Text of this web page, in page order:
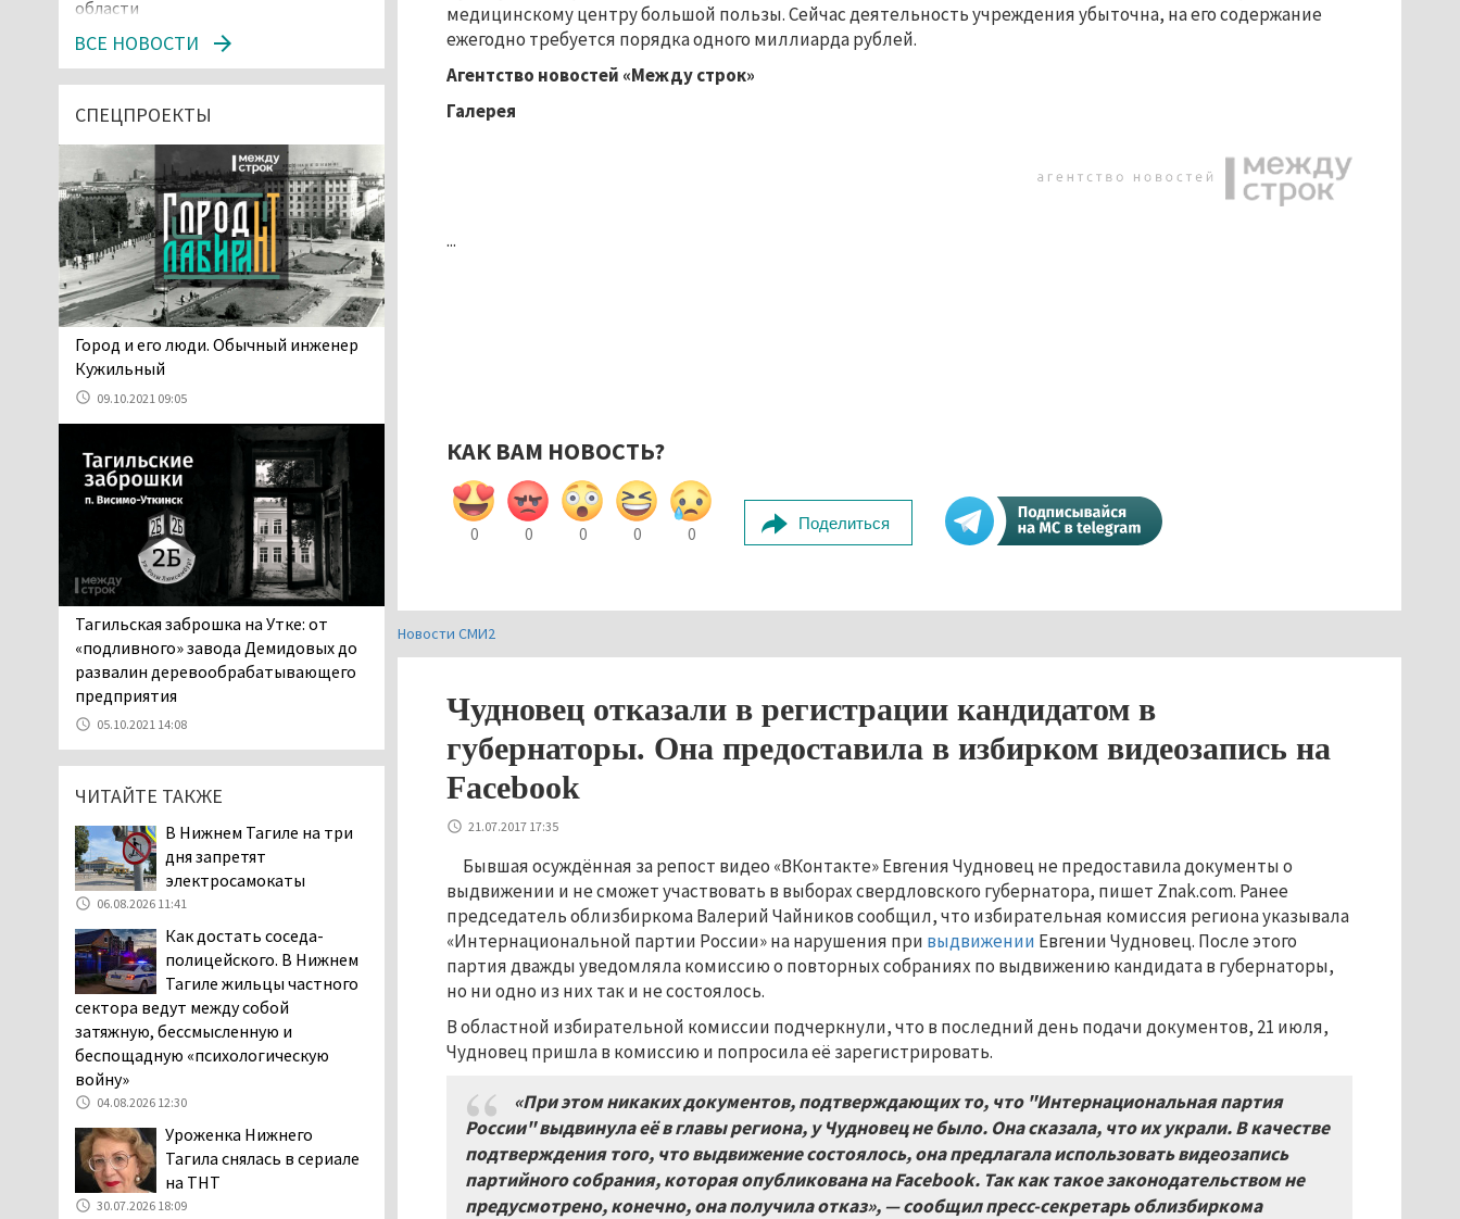
медицинскому центру большой пользы. Сейчас деятельность учреждения убыточна, на его содержание
ежегодно требуется порядка одного миллиарда рублей.
Агентство новостей «Между строк»
Галерея
...
КАК ВАМ НОВОСТЬ?
0 0 0 0 0
Поделиться
Новости СМИ2
Чудновец отказали в регистрации кандидатом в
губернаторы. Она предоставила в избирком видеозапись на
Facebook
21.07.2017 17:35
Бывшая осуждённая за репост видео «ВКонтакте» Евгения Чудновец не предоставила документы о
выдвижении и не сможет участвовать в выборах свердловского губернатора, пишет Znak.com. Ранее
председатель облизбиркома Валерий Чайников сообщил, что избирательная комиссия региона указывала
«Интернациональной партии России» на нарушения при выдвижении Евгении Чудновец. После этого
партия дважды уведомляла комиссию о повторных собраниях по выдвижению кандидата в губернаторы,
но ни одно из них так и не состоялось.
В областной избирательной комиссии подчеркнули, что в последний день подачи документов, 21 июля,
Чудновец пришла в комиссию и попросила её зарегистрировать.
«При этом никаких документов, подтверждающих то, что "Интернациональная партия
России" выдвинула её в главы региона, у Чудновец не было. Она сказала, что их украли. В качестве
подтверждения того, что выдвижение состоялось, она предлагала использовать видеозапись
партийного собрания, которая опубликована наFacebook. Так как такое законодательством не
предусмотрено, конечно, она получила отказ», — сообщил пресс-секретарь облизбиркома
области
Осуждённый за убийство
тагильского хоккеиста
Александра Чумарина
попал на скамью подсудимых
05.08.2026 15:28
Уральского депутата
Госдумы Ильтякова,
назвавшего незамужних
женщин неполноценными людьми, а
неженатых мужчин — инвалидами,
проверит прокуратура (ВИДЕО)
05.08.2026 14:40
На водоёмах
начала купального сезона
погиб 21 человек
05.08.2026 14:05
Нижний Тагил на три дня
станет мировой
столицей
короткометражного кино
Мэрия раскрыла имя
главной звезды Дня
города в Нижнем Тагиле
В Нижнем Тагиле
разыскивают 45-летнего
Виталия Говорухина
Во втором квартале
текущего года
мошенники украли у
рублей
05.08.2026 10:58
Жителей центра Нижнего
Тагила напугала система
оповещения о
заложенной бомбе
04.08.2026 17:57
«Выезжать на круговое
движение здесь очень
опасно: машин, которые
надо пропускать, почти не видно».
ВСЕ НОВОСТИ
СПЕЦПРОЕКТЫ
​​​​​​​Город и его люди. Обычный инженер
Кужильный
09.10.2021 09:05
Тагильская заброшка на Утке: от
«подливного» завода Демидовых до
развалин деревообрабатывающего
предприятия
05.10.2021 14:08
ЧИТАЙТЕ ТАКЖЕ
В Нижнем Тагиле на три
дня запретят
электросамокаты
06.08.2026 11:41
Как достать соседа-
полицейского. В Нижнем
Тагиле жильцы частного
сектора ведут между собой
затяжную, бессмысленную и
беспощадную «психологическую
войну»
04.08.2026 12:30
Уроженка Нижнего
Тагила снялась в сериале
на ТНТ
30.07.2026 18:09